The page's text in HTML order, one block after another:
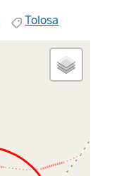
Tolosa